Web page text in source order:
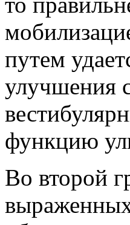
путем
улучшения
функцию
Во второй